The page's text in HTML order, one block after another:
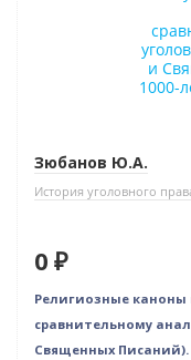
Зюбанов Ю.А.
История уголовного
0 ₽
Религиозные
сравнительному
Священных Писаний).